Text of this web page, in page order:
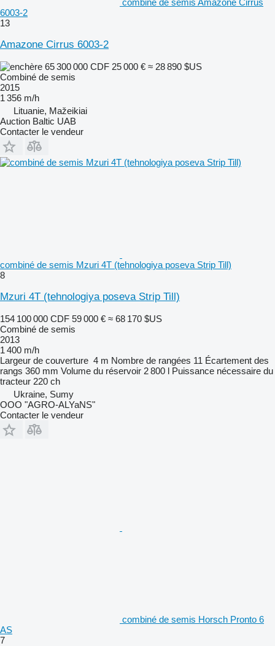
combiné de semis Amazone Cirrus
6003-2
13
Amazone Cirrus 6003-2
65 300 000 CDF 25 000 € ≈ 28 890 $US
Combiné de semis
2015
1 356 m/h
Lituanie, Mažeikiai
Auction Baltic UAB
Contacter le vendeur
combiné de semis Mzuri 4T (tehnologiya poseva Strip Till)
8
Mzuri 4T (tehnologiya poseva Strip Till)
154 100 000 CDF 59 000 € ≈ 68 170 $US
Combiné de semis
2013
1 400 m/h
Largeur de couverture 4 m Nombre de rangées 11 Écartement des
rangs 360 mm Volume du réservoir 2 800 l Puissance nécessaire du
tracteur 220 ch
Ukraine, Sumy
OOO "AGRO-ALYaNS"
Contacter le vendeur
combiné de semis Horsch Pronto 6
AS
7